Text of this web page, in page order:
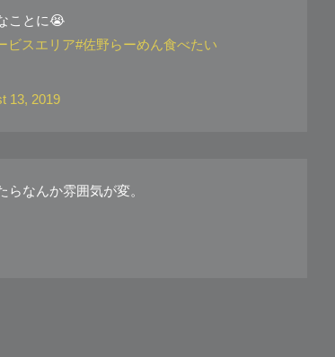
ことに😭
ビスエリア#佐野らーめん食べたい
13, 2019
なんか雰囲気が変。